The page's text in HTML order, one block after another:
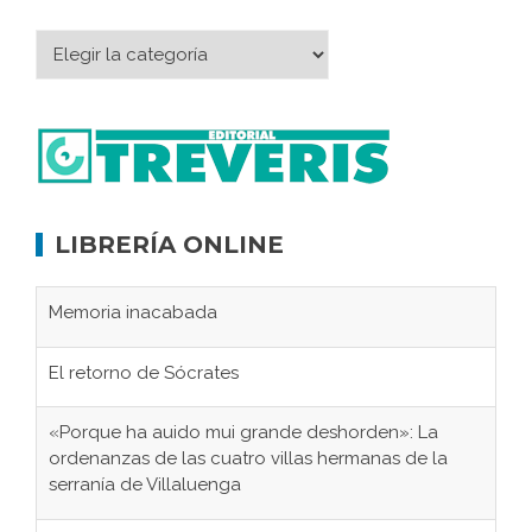
LIBRERÍA ONLINE
Memoria inacabada
El retorno de Sócrates
«Porque ha auido mui grande deshorden»: La
ordenanzas de las cuatro villas hermanas de la
serranía de Villaluenga